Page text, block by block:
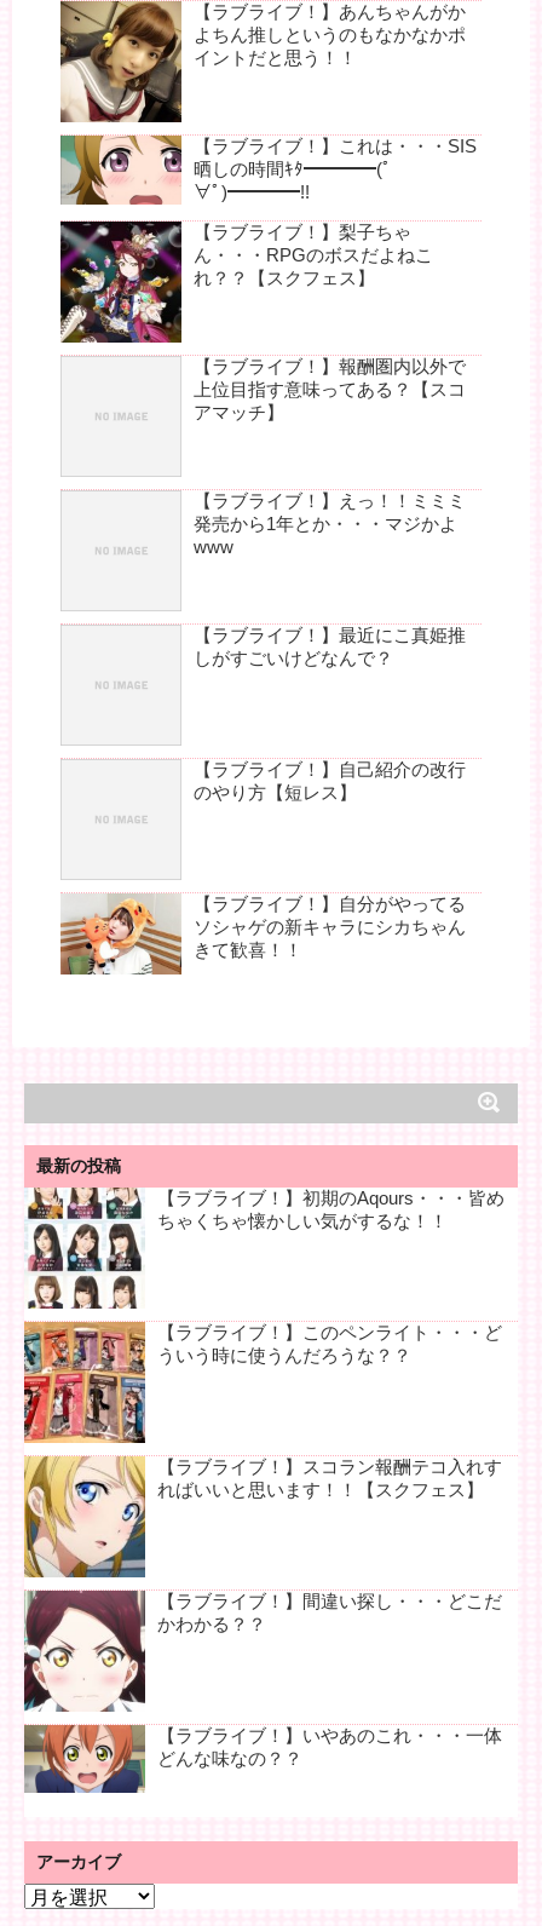
【ラブライブ！】あんちゃんがか
よちん推しというのもなかなかポ
イントだと思う！！
【ラブライブ！】これは・・・SIS
晒しの時間ｷﾀ━━━━(ﾟ
∀ﾟ)━━━━!!
【ラブライブ！】梨子ちゃ
ん・・・RPGのボスだよねこ
れ？？【スクフェス】
【ラブライブ！】報酬圏内以外で
上位目指す意味ってある？【スコ
アマッチ】
【ラブライブ！】えっ！！ミミミ
発売から1年とか・・・マジかよ
www
【ラブライブ！】最近にこ真姫推
しがすごいけどなんで？
【ラブライブ！】自己紹介の改行
のやり方【短レス】
【ラブライブ！】自分がやってる
ソシャゲの新キャラにシカちゃん
きて歓喜！！
最新の投稿
【ラブライブ！】初期のAqours・・・皆め
ちゃくちゃ懐かしい気がするな！！
【ラブライブ！】このペンライト・・・ど
ういう時に使うんだろうな？？
【ラブライブ！】スコラン報酬テコ入れす
ればいいと思います！！【スクフェス】
【ラブライブ！】間違い探し・・・どこだ
かわかる？？
【ラブライブ！】いやあのこれ・・・一体
どんな味なの？？
アーカイブ
ア